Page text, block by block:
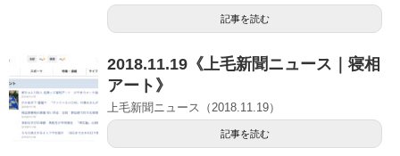
記事を読む
2018.11.19《上毛新聞ニュース｜寝相
アート》
上毛新聞ニュース（2018.11.19）
記事を読む